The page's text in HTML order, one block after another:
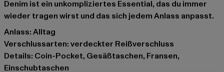
Denim ist ein unkompliziertes Essential, das du immer
wieder tragen wirst und das sich jedem Anlass anpasst.
Anlass: Alltag
Verschlussarten: verdeckter Reißverschluss
Details: Coin-Pocket, Gesäßtaschen, Fransen,
Einschubtaschen